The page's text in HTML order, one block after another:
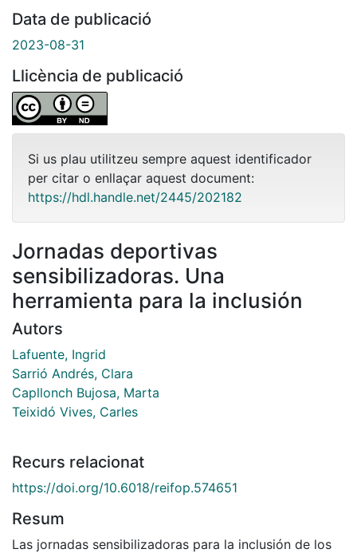
Data de publicació
2023-08-31
Llicència de publicació
Si us plau utilitzeu sempre aquest identificador
per citar o enllaçar aquest document:
https://hdl.handle.net/2445/202182
Jornadas deportivas
sensibilizadoras. Una
herramienta para la inclusión
Autors
Lafuente, Ingrid
Sarrió Andrés, Clara
Capllonch Bujosa, Marta
Teixidó Vives, Carles
Recurs relacionat
https://doi.org/10.6018/reifop.574651
Resum
Las jornadas sensibilizadoras para la inclusión de los